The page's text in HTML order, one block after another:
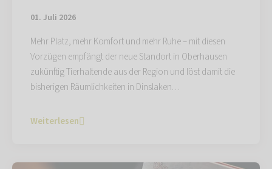
01. Juli 2026
Mehr Platz, mehr Komfort und mehr Ruhe – mit diesen
Vorzügen empfängt der neue Standort in Oberhausen
zukünftig Tierhaltende aus der Region und löst damit die
bisherigen Räumlichkeiten in Dinslaken…
Weiterlesen